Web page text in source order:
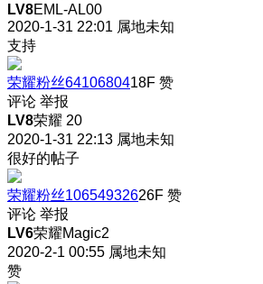
LV8EML-AL00
2020-1-31 22:01 属地未知
支持
荣耀粉丝6410680418F 赞
评论 举报
LV8荣耀 20
2020-1-31 22:13 属地未知
很好的帖子
荣耀粉丝10654932626F 赞
评论 举报
LV6荣耀Magic2
2020-2-1 00:55 属地未知
赞